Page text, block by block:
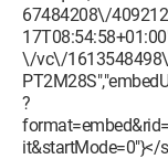
67484208\/
\/vc\/
?
it&startMode=0"}</